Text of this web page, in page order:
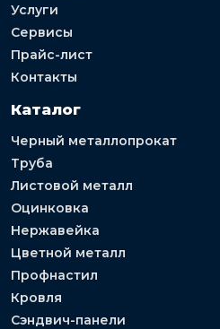
Услуги
Сервисы
Прайс-лист
Контакты
Каталог
Черный металлопрокат
Труба
Листовой металл
Оцинковка
Нержавейка
Цветной металл
Профнастил
Кровля
Сэндвич-панели